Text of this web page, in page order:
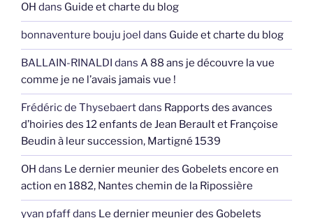
OH dans Guide et charte du blog
bonnaventure bouju joel dans Guide et charte du blog
BALLAIN-RINALDI dans A 88 ans je découvre la vue
comme je ne l’avais jamais vue !
Frédéric de Thysebaertdans Rapports des avances
d’hoiries des 12 enfants de Jean Berault et Françoise
Beudin à leur succession, Martigné 1539
OH dans Le dernier meunier des Gobelets encore en
action en 1882, Nantes chemin de la Ripossière
yvan pfaffdans Le dernier meunier des Gobelets